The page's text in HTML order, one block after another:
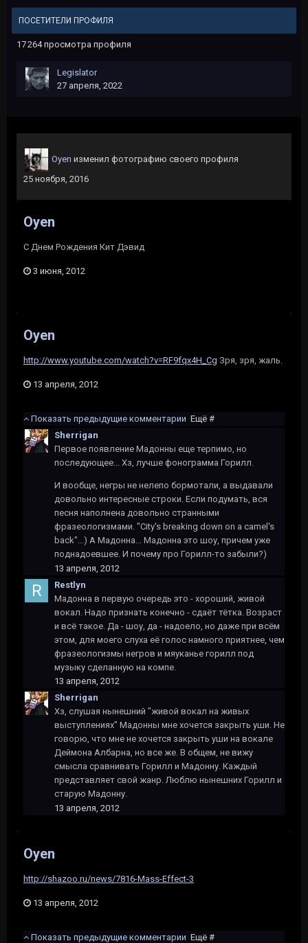
ПОСЕТИТЕЛИ ПРОФИЛЯ
17 264 просмотра профиля
Legislator
27 апреля, 2022
Oyen изменил фотографию своего профиля
25 ноября, 2016
Oyen
C Днем Рождения Кит Дэвид
3 июня, 2012
Oyen
http://www.youtube.com/watch?v=RF9fqx4H_Cg Зря, зря, жаль.
13 апреля, 2012
Показать предыдущие комментарии Ещё #
Sherrigan
Первое появление Мадонны еще терпимо, но
последующее... Хз, лучше фонограмма Горилл.
И вообще, негры не нелепо бормотали, а выдавали
довольно интересные строки. Если подумать, вся
песня наполнена довольно странными
фразеологизмами. "City's breaking down on a camel's
back"...) А Мадонна... Мадонна это шоу, причем уже
поднадоевшее. И почему про Горилл-то забыли?)
13 апреля, 2012
Restlyn
Мадонна в первую очередь это - хороший, живой
вокал. Надо признать конечно - сдаёт тётка. Возраст
и всё такое. Да - шоу, да - надоело, но даже при всём
этом, для моего слуха её голос намного приятнее, чем
фразеологизмы негров и мяуканье горилл под
музыку сделанную на компе.
13 апреля, 2012
Sherrigan
Хз, слушая нынешний "живой вокал на живых
выступлениях" Мадонны мне хочется закрыть уши. Не
говорю, что мне не хочется закрыть уши на вокале
Деймона Албарна, но все же. В общем, не вижу
смысла сравнивать Горилл и Мадонну. Каждый
представляет свой жанр. Люблю нынешних Горилл и
старую Мадонну.
13 апреля, 2012
Oyen
http://shazoo.ru/news/7816-Mass-Effect-3
13 апреля, 2012
Показать предыдущие комментарии Ещё #